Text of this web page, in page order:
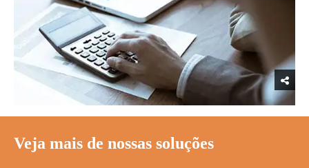
Veja mais de nossas soluções